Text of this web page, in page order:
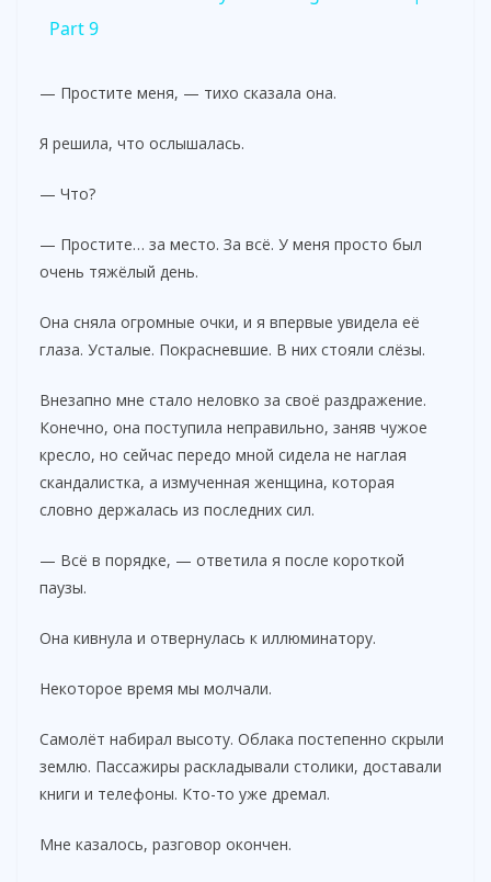
y
e
o
Part 9
— Простите меня, — тихо сказала она.
Я решила, что ослышалась.
— Что?
— Простите… за место. За всё. У меня просто был
очень тяжёлый день.
Она сняла огромные очки, и я впервые увидела её
глаза. Усталые. Покрасневшие. В них стояли слёзы.
Внезапно мне стало неловко за своё раздражение.
Конечно, она поступила неправильно, заняв чужое
кресло, но сейчас передо мной сидела не наглая
скандалистка, а измученная женщина, которая
словно держалась из последних сил.
— Всё в порядке, — ответила я после короткой
паузы.
Она кивнула и отвернулась к иллюминатору.
Некоторое время мы молчали.
Самолёт набирал высоту. Облака постепенно скрыли
землю. Пассажиры раскладывали столики, доставали
книги и телефоны. Кто-то уже дремал.
Мне казалось, разговор окончен.